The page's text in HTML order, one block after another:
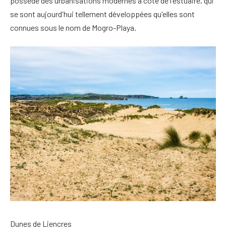
se sont aujourd'hui tellement développées qu'elles sont
connues sous le nom de Mogro-Playa.
Dunes de Liencres